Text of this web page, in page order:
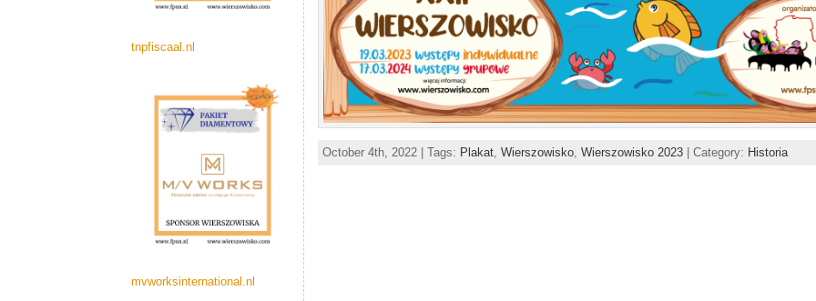
tnpfiscaal.nl
mvworksinternational.nl
October 4th, 2022 | Tags: Plakat,Wierszowisko,Wierszowisko 2023 | Category: Historia